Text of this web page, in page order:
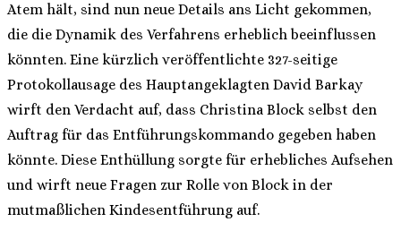
Atem hält, sind nun neue Details ans Licht gekommen,
die die Dynamik des Verfahrens erheblich beeinflussen
könnten. Eine kürzlich veröffentlichte 327-seitige
Protokollausage des Hauptangeklagten David Barkay
wirft den Verdacht auf, dass Christina Block selbst den
Auftrag für das Entführungskommando gegeben haben
könnte. Diese Enthüllung sorgte für erhebliches Aufsehen
und wirft neue Fragen zur Rolle von Block in der
mutmaßlichen Kindesentführung auf.